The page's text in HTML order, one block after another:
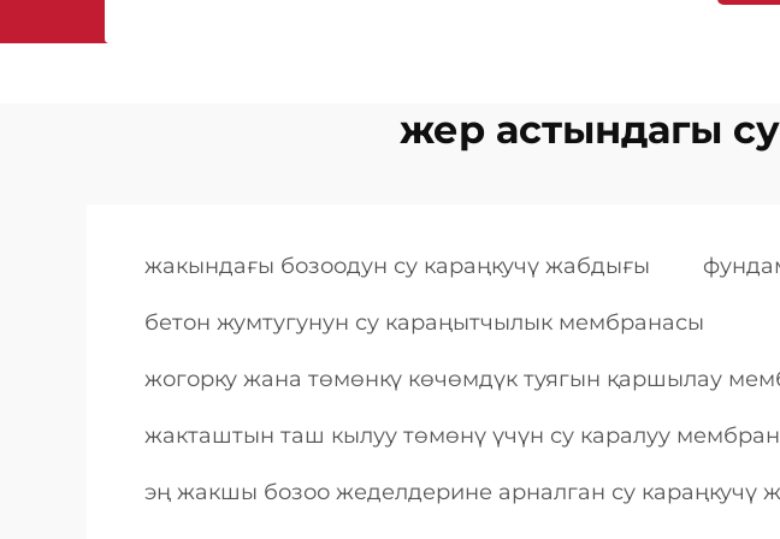
жер астындагы
жакындағы бозоодун су караңкучү жабдығы
бетон жумтугунун су караңытчылык мембранасы
жогорку жана төмөнкү көчөмдүк туягын қаршылау
жакташтын таш кылуу төмөнү үчүн су каралуу
эң жакшы бозоо жеделдерине арналган су караңкучү